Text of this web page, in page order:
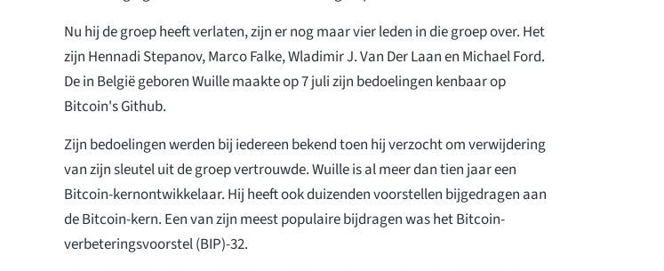
Nu hij de groep heeft verlaten, zijn er nog maar vier leden in die groep over. Het
zijn Hennadi Stepanov, Marco Falke, Wladimir J. Van Der Laan en Michael Ford.
De in België geboren Wuille maakte op 7 juli zijn bedoelingen kenbaar op
Bitcoin's Github.
Zijn bedoelingen werden bij iedereen bekend toen hij verzocht om verwijdering
van zijn sleutel uit de groep vertrouwde. Wuille is al meer dan tien jaar een
Bitcoin-kernontwikkelaar. Hij heeft ook duizenden voorstellen bijgedragen aan
de Bitcoin-kern. Een van zijn meest populaire bijdragen was het Bitcoin-
verbeteringsvoorstel (BIP)-32.